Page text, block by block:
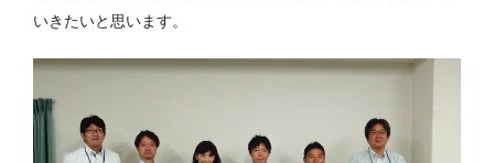
いきたいと思います。